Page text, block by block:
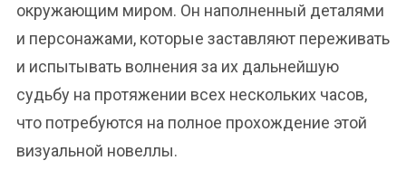
окружающим миром. Он наполненный деталями
и персонажами, которые заставляют переживать
и испытывать волнения за их дальнейшую
судьбу на протяжении всех нескольких часов,
что потребуются на полное прохождение этой
визуальной новеллы.